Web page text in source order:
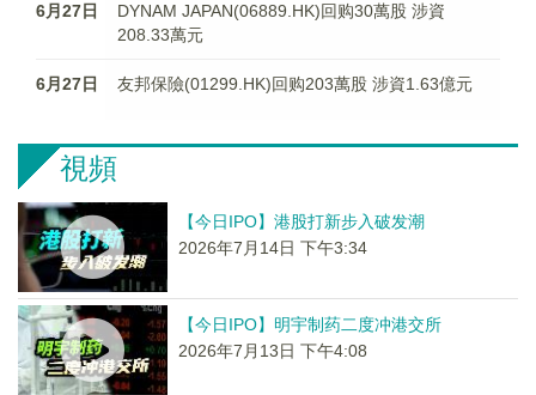
6月27日
DYNAM JAPAN(06889.HK)回购30萬股 涉資
208.33萬元
6月27日 友邦保險(01299.HK)回购203萬股 涉資1.63億元
視頻
【今日IPO】港股打新步入破发潮
2026年7月14日 下午3:34
【今日IPO】明宇制药二度冲港交所
2026年7月13日 下午4:08